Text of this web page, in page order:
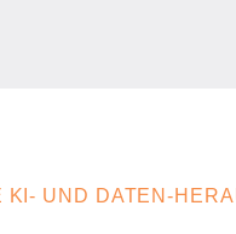
KI- UND DATEN-